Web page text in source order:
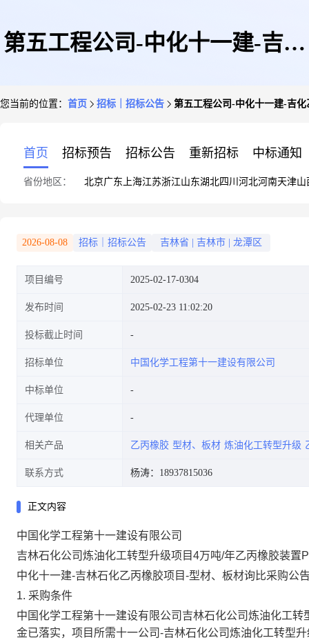
第五工程公司-中化十一建-吉化
您当前的位置： 首页 招标｜招标公告 第五工程公司-中化十一建-吉
首页 招标预告 招标公告 重新招标 中标通知
省份地区： 北京广东 上海江苏浙江山东湖北四川 河北河南天津山
2026-08-08 招标｜招标公告 吉林省 吉林市 龙潭区
项目编号 2025-02-17-0304
发布时间 2025-02-23 11:02:20
投标截止时间
招标单位 中国化学工程第十一建设有限公司
中标单位
代理单位
相关产品 乙丙橡胶 型材、板材 炼油化工转型升级
联系方式 杨涛：18937815036
正文内容
中国化学工程第十一建设有限公司
吉林石化公司炼油化工转型升级项目4万吨/年乙丙橡胶装置
中化十一建-吉林石化乙丙橡胶项目-型材、板材询比采购公
1. 采购条件
中国化学工程第十一建设有限公司吉林石化公司炼油化工转
金已落实， 项目所需十一公司-吉林石化公司炼油化工转型